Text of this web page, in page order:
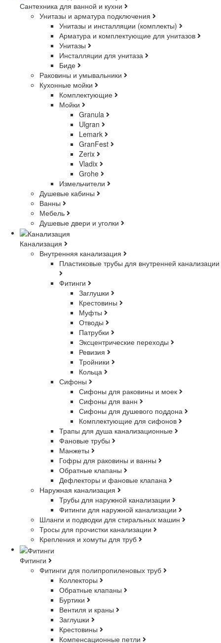
Сантехника для ванной и кухни
Унитазы и арматура подключения
Унитазы и инсталляции (комплекты)
Арматура и комплектующие для унитазов
Унитазы
Инсталляции для унитаза
Биде
Раковины и умывальники
Кухонные мойки
Комплектующие
Мойки
Granula
Ulgran
Lemark
GranFest
Zerix
Vladix
Grohe
Измельчители
Душевые кабины
Ванны
Мебель
Душевые двери и уголки
Канализация
Внутренняя канализация
Пластиковые трубы для внутренней канализации
Фитинги
Заглушки
Крестовины
Муфты
Отводы
Патрубки
Эксцентрические переходы
Ревизия
Тройники
Кольца
Сифоны
Сифоны для раковины и моек
Сифоны для ванн
Сифоны для душевого поддона
Комплектующие для сифонов
Трапы для душа канализационные
Фановые трубы
Манжеты
Гофры для раковины и ванны
Обратные клапаны
Дефлекторы и фановые клапана
Наружная канализация
Трубы для наружной канализации
Фитинги для наружной канализации
Шланги и подводки для стиральных машин
Тросы для прочистки канализации
Крепления и хомуты для труб
Фитинги
Фитинги для полипропиленовых труб
Коллекторы
Обратные клапаны
Буртики
Вентиля и краны
Заглушки
Крестовины
Компенсационные петли